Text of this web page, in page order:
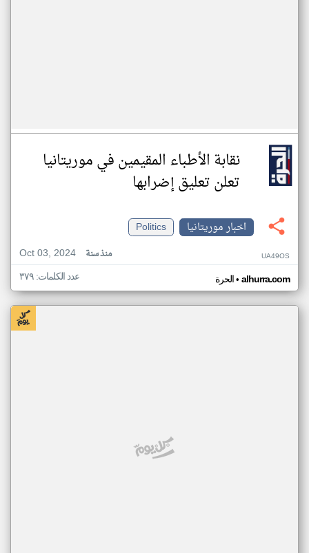
نقابة الأطباء المقيمين في موريتانيا
تعلن تعليق إضرابها
اخبار موريتانيا
Politics
Oct 03, 2024
منذ سنة UA49OS
الحرة• alhurra.com عدد الكلمات: ٣٧٩